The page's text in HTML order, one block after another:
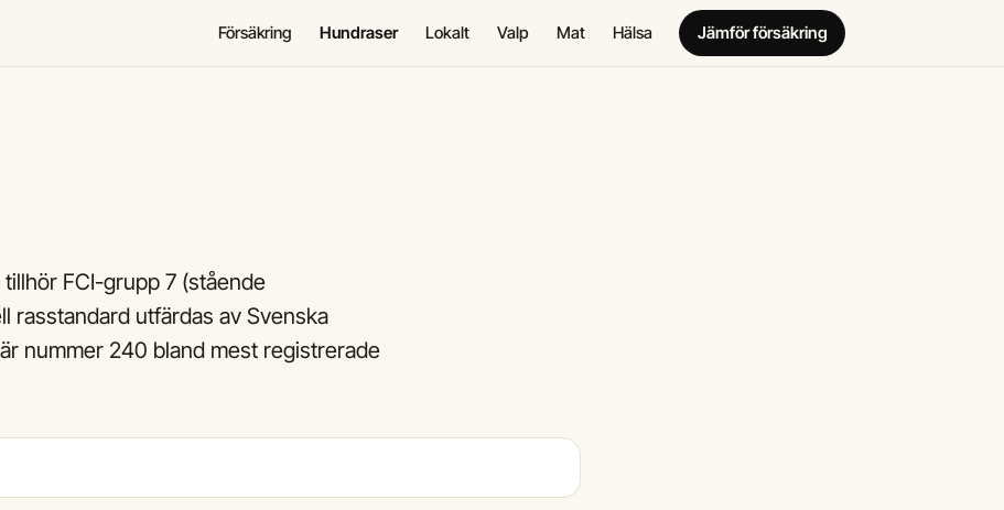
Försäkring Hundraser Lokalt Valp Mat Hälsa Jämför försäkring
FCI-grupp 7 (stående
rasstandard utfärdas av Svenska
nummer 240 bland mest registrerade